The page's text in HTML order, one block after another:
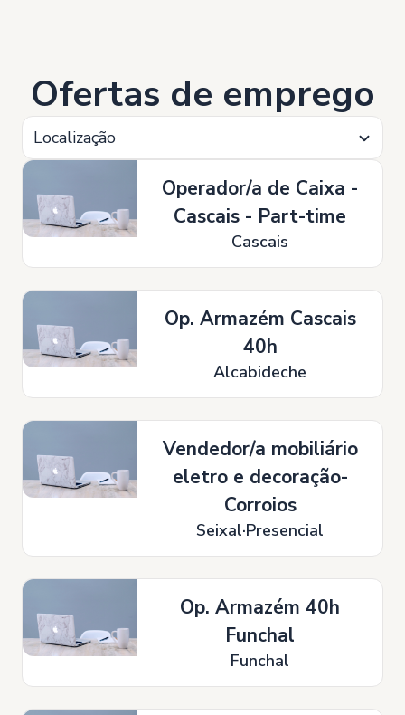
Ofertas de emprego
Localização
Operador/a de Caixa -
Cascais - Part-time
Cascais
Op. Armazém Cascais
40h
Alcabideche
Vendedor/a mobiliário
eletro e decoração-
Corroios
Seixal Presencial
Op. Armazém 40h
Funchal
Funchal